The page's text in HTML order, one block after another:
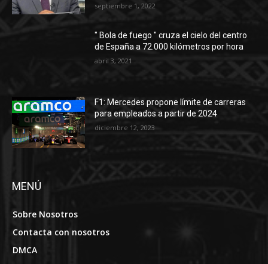
septiembre 1, 2022
″ Bola de fuego ″ cruza el cielo del centro
de España a 72.000 kilómetros por hora
abril 3, 2021
F1: Mercedes propone límite de carreras
para empleados a partir de 2024
diciembre 12, 2023
MENÚ
Sobre Nosotros
Contacta con nosotros
DMCA